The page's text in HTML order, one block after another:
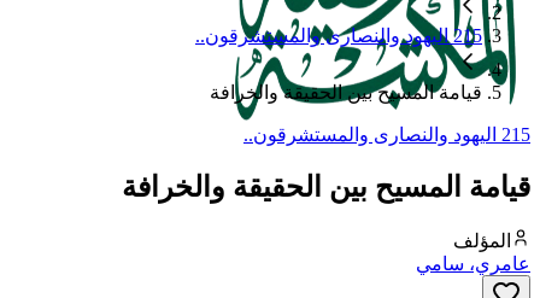
215 اليهود والنصارى والمستشرقون..
قيامة المسيح بين الحقيقة والخرافة
215 اليهود والنصارى والمستشرقون..
قيامة المسيح بين الحقيقة والخرافة
المؤلف
عامري، سامي